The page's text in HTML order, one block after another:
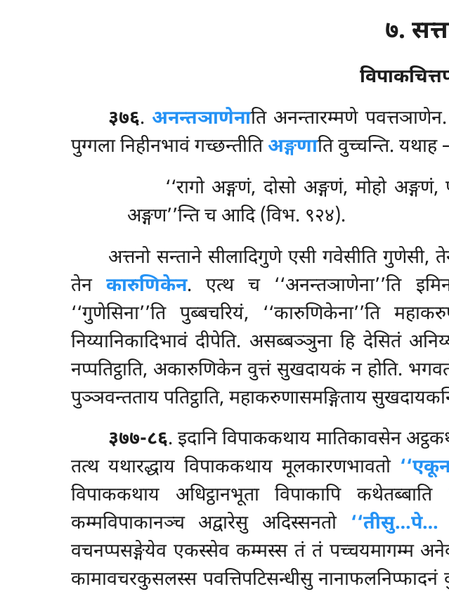
७.
३७६. अनन्तञाणेनाति अनन्तारम्मणे पवत्तञाणेन.
पुग्गला निहीनभावं गच्छन्तीति अङ्गणाति वुच्चन्ति. यथाह
‘‘रागो अङ्गणं, दोसो अङ्गणं, मोहो
अङ्गण’’न्ति च आदि (विभ. ९२४).
अत्तनोसन्ताने सीलादिगुणे एसी गवेसीति गुणेसी,
तेन कारुणिकेन. एत्थच ‘‘अनन्तञाणेना’’ति
‘‘गुणेसिना’’ति पुब्बचरियं, ‘‘कारुणिकेना’’ति
निय्यानिकादिभावं दीपेति. असब्बञ्ञुना हि देसितं
नप्पतिट्ठाति, अकारुणिकेन वुत्तं सुखदायकं न होति.
पुञ्ञवन्तताय पतिट्ठाति, महाकरुणासमङ्गिताय
३७७-८६. इदानि विपाककथाय मातिकावसेन
तत्थ यथारद्धाय विपाककथाय मूलकारणभावतो
विपाककथाय अधिट्ठानभूता विपाकापि कथेतब्बाति
कम्मविपाकानञ्च अद्वारेसु अदिस्सनतो ‘‘तीसु…पे…
वचनप्पसङ्गेयेव एकस्सेव कम्मस्स तं तं पच्चयमागम्म
कामावचरकुसलस्स पवत्तिपटिसन्धीसु नानाफलनिप्फादनं